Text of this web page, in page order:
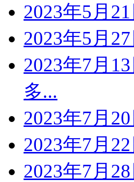
2023年5月
2023年5月
2023年7月
多...
2023年7月
2023年7月
2023年7月